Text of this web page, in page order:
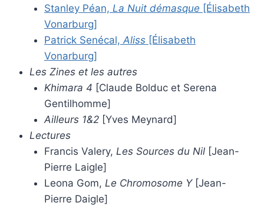
Stanley Péan, La Nuit démasque [Élisabeth
Vonarburg]
Patrick Senécal, Aliss [Élisabeth
Vonarburg]
Les Zines et les autres
Khimara 4 [Claude Bolduc et Serena
Gentilhomme]
Ailleurs 1&2 [Yves Meynard]
Lectures
Francis Valery, Les Sources du Nil [Jean-
Pierre Laigle]
Leona Gom, Le Chromosome Y[Jean-
Pierre Daigle]